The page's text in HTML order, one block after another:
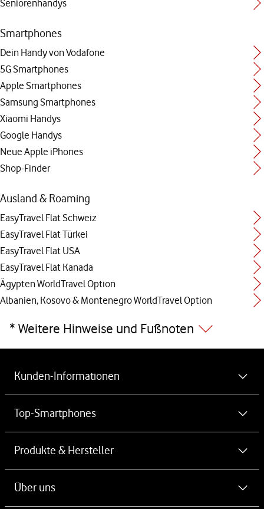
Seniorenhandys
Smartphones
Dein Handy von Vodafone
5G Smartphones
Apple Smartphones
Samsung Smartphones
Xiaomi Handys
Google Handys
Neue Apple iPhones
Shop-Finder
Ausland & Roaming
EasyTravel Flat Schweiz
EasyTravel Flat Türkei
EasyTravel Flat USA
EasyTravel Flat Kanada
Ägypten WorldTravel Option
Albanien, Kosovo & Montenegro WorldTravel Option
* Weitere Hinweise und Fußnoten
Kunden-Informationen
MeinVodafone-App kostenlos herunterladen
Newsletter
Vodafone Störung
Top-Smartphones
iPhone 17
iPhone 17 Pro
iPhone 17 Pro Max
Produkte & Hersteller
Handyvertrag ohne Handy
Handy Angebote
Über uns